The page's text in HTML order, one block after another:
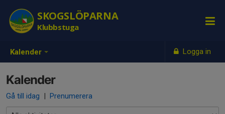
Kalender Logga in
SKOGSLÖPARNA
Klubbstuga
Kalender
Gå till idag | Prenumerera